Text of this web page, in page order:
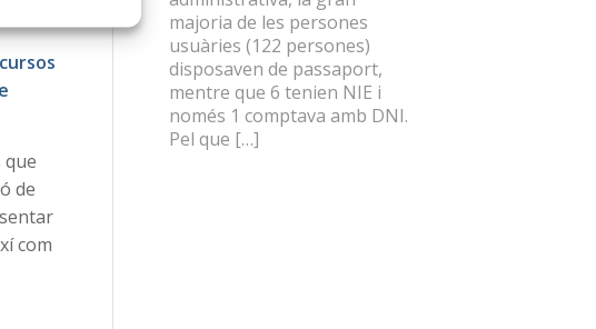
de
com
majoria de les persones
usuàries (122 persones)
disposaven de passaport,
mentre que 6 tenien NIE i
només 1 comptava amb DNI.
Pel que […]